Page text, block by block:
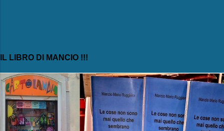
IL LIBRO DI MANCIO !!!